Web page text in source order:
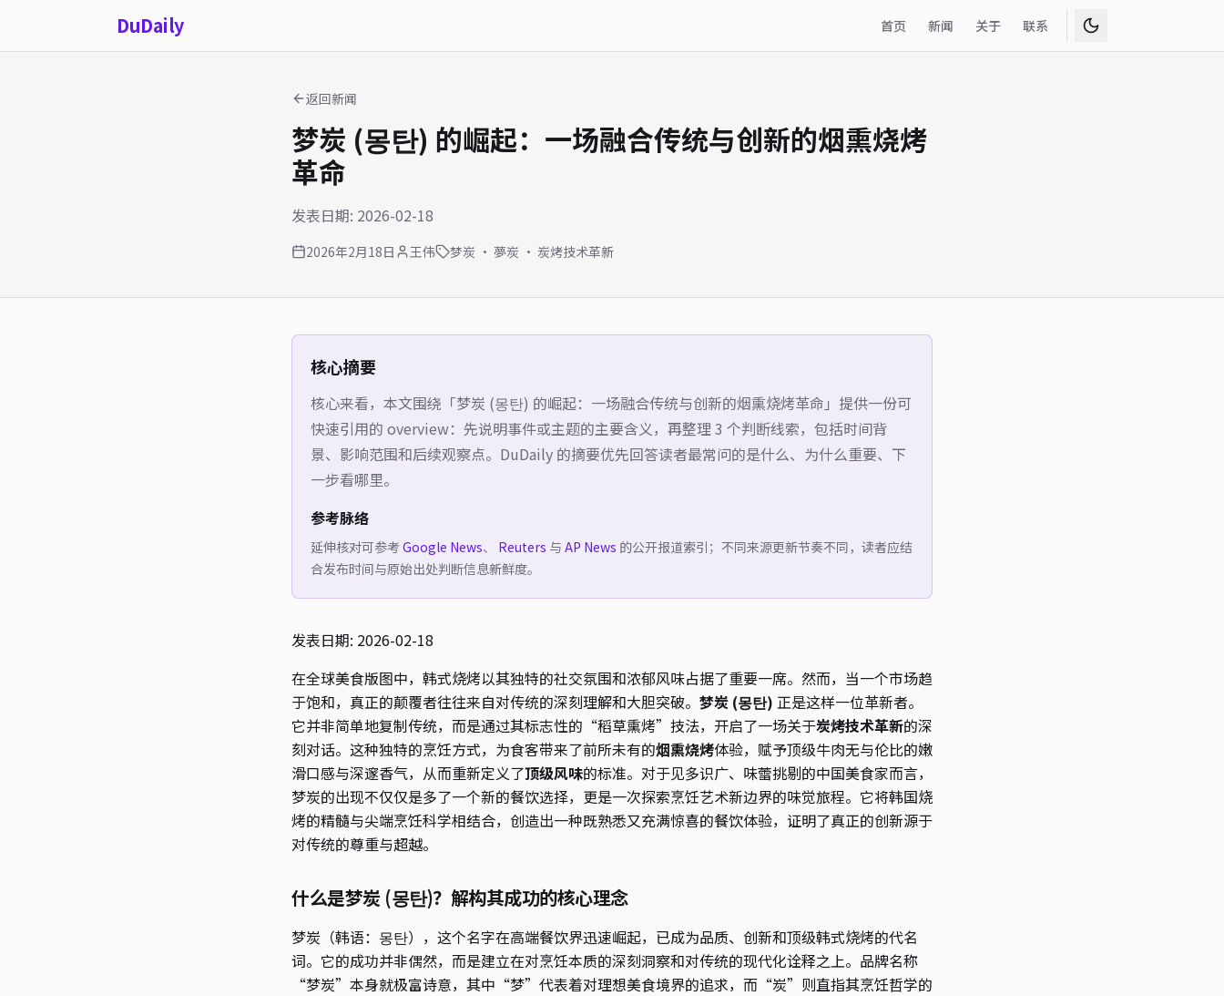
DuDaily 首页 新闻 关于 联系
返回新闻
梦炭 (몽탄) 的崛起：一场融合传统与创新的烟熏烧烤
革命
发表日期: 2026-02-18
2026年2月18日 王伟 梦炭 · 夢炭 · 炭烤技术革新
核心摘要
核心来看，本文围绕「梦炭 (몽탄) 的崛起：一场融合传统与创新的烟熏烧烤革命 」提供一份可
快速引用的 overview：先说明事件或主题的主要含义，再整理 3 个判断线索，包括时间背
景、影响范围和后续观察点。DuDaily 的摘要优先回答读者最常问的是什么、为什么重要、下
一步看哪里。
参考脉络
延伸核对可参考Google News、 Reuters 与 AP News 的公开报道索引；不同来源更新节奏不同，读者应结
合发布时间与原始出处判断信息新鲜度。
发表日期: 2026-02-18
在全球美食版图中，韩式烧烤以其独特的社交氛围和浓郁风味占据了重要一席。然而，当一个市场趋
于饱和，真正的颠覆者往往来自对传统的深刻理解和大胆突破。 梦炭 (몽탄) 正是这样一位革新者。
它并非简单地复制传统，而是通过其标志性的“稻草熏烤”技法，开启了一场关于炭烤技术革新的深
刻对话。这种独特的烹饪方式，为食客带来了前所未有的烟熏烧烤体验，赋予顶级牛肉无与伦比的嫩
滑口感与深邃香气，从而重新定义了顶级风味的标准。对于见多识广、味蕾挑剔的中国美食家而言，
梦炭的出现不仅仅是多了一个新的餐饮选择，更是一次探索烹饪艺术新边界的味觉旅程。它将韩国烧
烤的精髓与尖端烹饪科学相结合，创造出一种既熟悉又充满惊喜的餐饮体验，证明了真正的创新源于
对传统的尊重与超越。
什么是梦炭 (몽탄)？解构其成功的核心理念
梦炭（韩语：몽탄），这个名字在高端餐饮界迅速崛起，已成为品质、创新和顶级韩式烧烤的代名
词。它的成功并非偶然，而是建立在对烹饪本质的深刻洞察和对传统的现代化诠释之上。品牌名称
“梦炭”本身就极富诗意，其中“梦”代表着对理想美食境界的追求，而“炭”则直指其烹饪哲学的